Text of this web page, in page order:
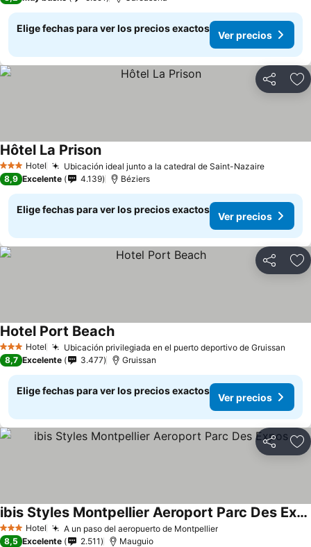
Elige fechas para ver los precios exactos
Ver precios
Compartir
3 Estrellas
Hotel Ubicación ideal junto a la catedral de Saint-Nazaire
Hôtel La Prison
8,9 Excelente 4.139 Béziers
Elige fechas para ver los precios exactos
Ver precios
Compartir
3 Estrellas
Hotel Ubicación privilegiada en el puerto deportivo de Gruissan
Hotel Port Beach
8,7 Excelente 3.477 Gruissan
Elige fechas para ver los precios exactos
Ver precios
Compartir
3 Estrellas
Hotel A un paso del aeropuerto de Montpellier
ibis Styles Montpellier Aeroport Parc Des Expos
8,5 Excelente 2.511 Mauguio